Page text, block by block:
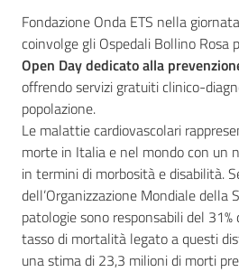
su
Fondazione Onda ETS nella
coinvolge gli Ospedali Bollino Rosa
Open Day dedicato alla
offrendo servizi gratuiti clinico-
popolazione.
Le malattie cardiovascolari
morte in Italia e nel mondo con un
in termini di morbosità e disabilità.
dell’Organizzazione Mondiale della
patologie sono responsabili del 31%
tasso di mortalità legato a questi
una stima di 23,3 milioni di morti